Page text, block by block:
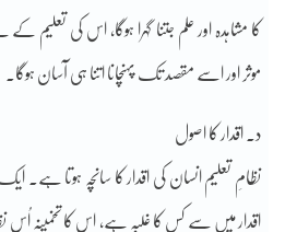
کا مشاہدہ اور علم جتنا گہرا ہوگا، اس کی تعلیم
موثر اور اسے مقصد تک پہنچانا اتنا ہی آسان ہوگا۔
د۔ اقدار کا اصول
نظامِ تعلیم انسان کی اقدار کا سانچہ ہوتا ہے۔ ایک
اقدار میں سے کس کا غلبہ ہے، اس کا تخمینہ اُس